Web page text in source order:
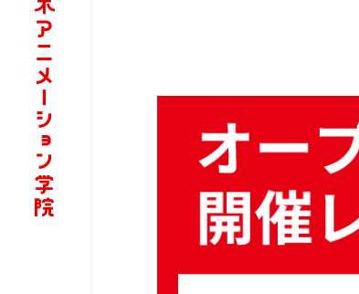
教育理念
代々木アニメーション学院
とは
沿革